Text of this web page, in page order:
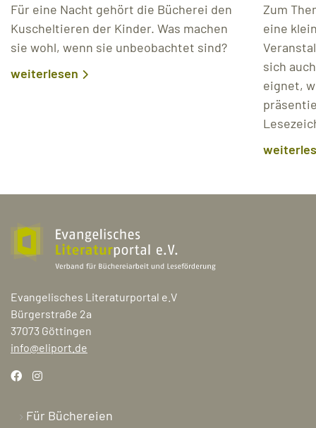
Für eine Nacht gehört die Bücherei den
Kuscheltieren der Kinder. Was machen
sie wohl, wenn sie unbeobachtet sind?
weiterlesen
Zum
eine
sich
eignet,
Evangelisches Literaturportal e.V
Bürgerstraße 2a
37073 Göttingen
info@eliport.de
Für Büchereien